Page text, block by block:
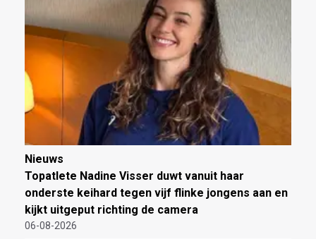
Nieuws
Topatlete Nadine Visser duwt vanuit haar
onderste keihard tegen vijf flinke jongens aan en
kijkt uitgeput richting de camera
06-08-2026